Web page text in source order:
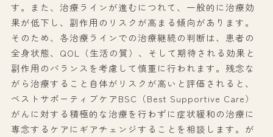
す。また、治療ラインが進むにつれて、一般的に治療効
果が低下し、副作用のリスクが高まる傾向があります。
そのため、各治療ラインでの治療継続の判断は、患者の
全身状態、QOL（生活の質）、そして期待される効果と
副作用のバランスを考慮して慎重に行われます。残念な
がら治療すること自体がリスクが高いと評価されると、
ベストサポーティブケアBSC（Best Supportive Care）
がんに対する積極的な治療を行わずに症状緩和の治療に
専念するケアにギアチェンジすることを相談します。が